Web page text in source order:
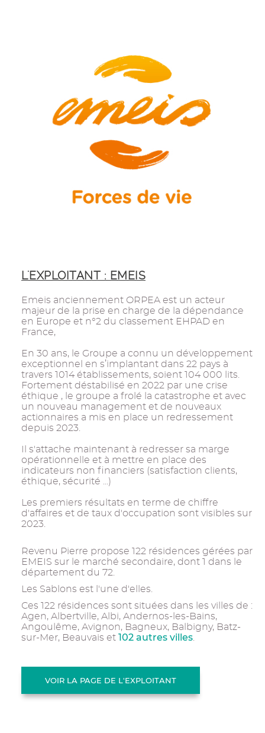
L'EXPLOITANT : EMEIS
Emeis anciennement ORPEA est un acteur
majeur de la prise en charge de la dépendance
en Europe et n°2 du classement EHPAD en
France,
En 30 ans, le Groupe a connu un développement
exceptionnel en s’implantant dans 22 pays à
travers 1014 établissements, soient 104 000 lits.
Fortement déstabilisé en 2022 par une crise
éthique , le groupe a frolé la catastrophe et avec
un nouveau management et de nouveaux
actionnaires a mis en place un redressement
depuis 2023.
Il s'attache maintenant à redresser sa marge
opérationnelle et à mettre en place des
indicateurs non financiers (satisfaction clients,
éthique, sécurité ...)
Les premiers résultats en terme de chiffre
d'affaires et de taux d'occupation sont visibles sur
2023.
Revenu Pierre propose 122 résidences gérées par
EMEIS sur le marché secondaire, dont 1 dans le
département du 72.
Les Sablons est l'une d'elles.
Ces 122 résidences sont situées dans les villes de :
Agen, Albertville, Albi, Andernos-les-Bains,
Angoulême, Avignon, Bagneux, Balbigny, Batz-
sur-Mer, Beauvais et 102 autres villes
VOIR LA PAGE DE L'EXPLOITANT